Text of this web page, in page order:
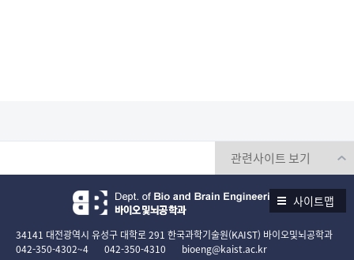
사이트맵
34141 대전광역시 유성구 대학로 291 한국과학기술원(KAIST) 바이오및뇌공학과
042-350-4302~4
042-350-4310 bioeng@kaist.ac.kr